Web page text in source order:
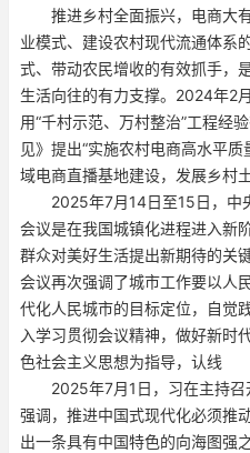
推进乡村全面振兴，电商大
业模式、建设农村现代流通体系
式、带动农民增收的有效抓手，
生活向往的有力支撑。2024年2
用“千村示范、万村整治”工程经
见》提出“实施农村电商高水平
域电商直播基地建设，发展乡村
2025年7月14日至15日，中
会议是在我国城镇化进程进入新
群众对美好生活提出新期待的关
会议再次强调了城市工作要以人
代化人民城市的目标定位，自觉
入学习贯彻会议精神，做好新时
色社会主义思想为指导，认线
2025年7月1日，习在主持召
强调，推进中国式现代化必须推
出一条具有中国特色的向海图强